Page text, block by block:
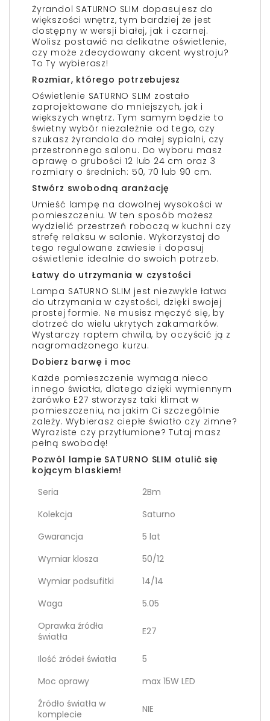
Żyrandol SATURNO SLIM dopasujesz do
większości wnętrz, tym bardziej że jest
dostępny w wersji białej, jak i czarnej.
Wolisz postawić na delikatne oświetlenie,
czy może zdecydowany akcent wystroju?
To Ty wybierasz!
Rozmiar, którego potrzebujesz
Oświetlenie SATURNO SLIM zostało
zaprojektowane do mniejszych, jak i
większych wnętrz. Tym samym będzie to
świetny wybór niezależnie od tego, czy
szukasz żyrandola do małej sypialni, czy
przestronnego salonu. Do wyboru masz
oprawę o grubości 12 lub 24 cm oraz 3
rozmiary o średnich: 50, 70 lub 90 cm.
Stwórz swobodną aranżację
Umieść lampę na dowolnej wysokości w
pomieszczeniu. W ten sposób możesz
wydzielić przestrzeń roboczą w kuchni czy
strefę relaksu w salonie. Wykorzystaj do
tego regulowane zawiesie i dopasuj
oświetlenie idealnie do swoich potrzeb.
Łatwy do utrzymania w czystości
Lampa SATURNO SLIM jest niezwykle łatwa
do utrzymania w czystości, dzięki swojej
prostej formie. Ne musisz męczyć się, by
dotrzeć do wielu ukrytych zakamarków.
Wystarczy raptem chwila, by oczyścić ją z
nagromadzonego kurzu.
Dobierz barwę i moc
Każde pomieszczenie wymaga nieco
innego światła, dlatego dzięki wymiennym
żarówko E27 stworzysz taki klimat w
pomieszczeniu, na jakim Ci szczególnie
zależy. Wybierasz ciepłe światło czy zimne?
Wyraziste czy przytłumione? Tutaj masz
pełną swobodę!
Pozwól lampie SATURNO SLIM otulić się
kojącym blaskiem!
Seria
2Bm
Kolekcja
Saturno
Gwarancja
5 lat
Wymiar klosza
50/12
Wymiar podsufitki
14/14
Waga
5.05
Oprawka źródła
światła
E27
Ilość żródeł światła
5
Moc oprawy
max 15W LED
Źródło światła w
komplecie
NIE